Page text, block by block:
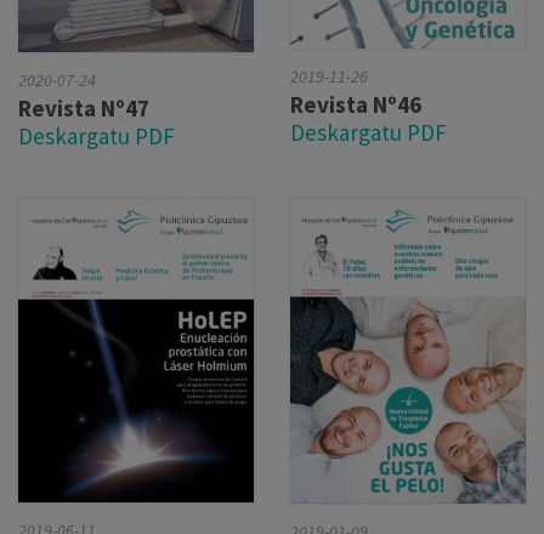
2020-07-24
Revista Nº47
Deskargatu PDF
2019-11-26
Revista Nº46
Deskargatu PDF